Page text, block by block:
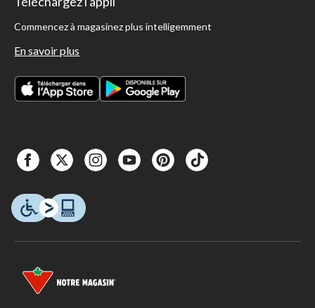
Commencez à magasinez plus intelligemment
En savoir plus